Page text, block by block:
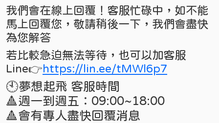
我們會在線上回覆！客服忙碌中，如不能
馬上回覆您，敬請稍後一下，我們會盡快
為您解答
若比較急迫無法等待，也可以加客服
Line👉https://lin.ee/tMWl6p7
🕙夢想起飛 客服時間
🔺週一到週五：09:00~18:00
🔺會有專人盡快回覆消息